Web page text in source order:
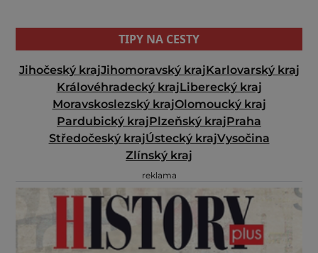
TIPY NA CESTY
Jihočeský krajJihomoravský krajKarlovarský kraj
Královéhradecký krajLiberecký kraj
Moravskoslezský krajOlomoucký kraj
Pardubický krajPlzeňský krajPraha
Středočeský krajÚstecký krajVysočina
Zlínský kraj
reklama